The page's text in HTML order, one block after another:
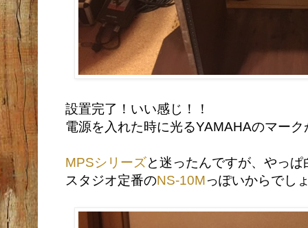
設置完了！いい感じ！！
電源を入れた時に光るYAMAHAのマー
MPSシリーズと迷ったんですが、やっ
スタジオ定番のNS-10Mっぽいからでし